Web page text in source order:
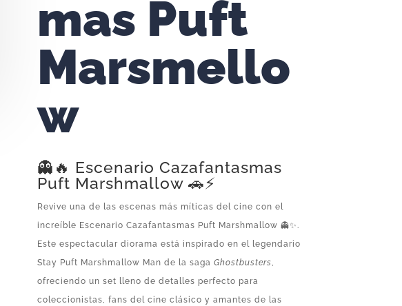
mas Puft
Marsmello
w
👻🔥 Escenario Cazafantasmas
Puft Marshmallow 🚗⚡
Revive una de las escenas más míticas del cine con el
increíble Escenario Cazafantasmas Puft Marshmallow 👻✨.
Este espectacular diorama está inspirado en el legendario
Stay Puft Marshmallow Man de la saga Ghostbusters,
ofreciendo un set lleno de detalles perfecto para
coleccionistas, fans del cine clásico y amantes de las